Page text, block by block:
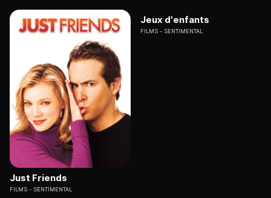
Just Friends
FILMS SENTIMENTAL
Jeux d'enfants
FILMS SENTIMENTAL